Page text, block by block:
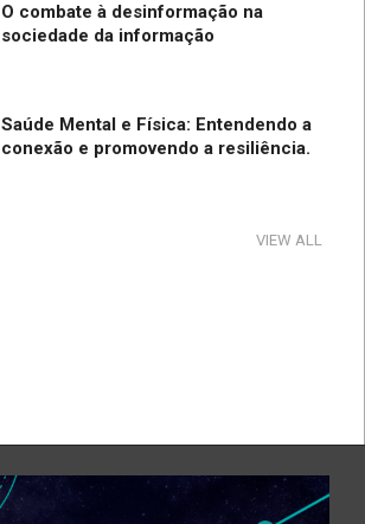
O combate à desinformação na
sociedade da informação
Saúde Mental e Física: Entendendo a
conexão e promovendo a resiliência.
Tecnologia e Direito na Sociedade da
na cultura e na sociedade no período
de pandemia e pós-pandemia
VIEW ALL